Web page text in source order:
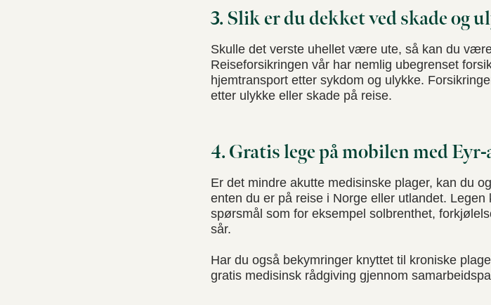
3. Slik er du dekket ved skade og
Skulle det verste uhellet være ute, så kan du
Reiseforsikringen vår har nemlig ubegrenset
hjemtransport etter sykdom og ulykke.
etter ulykke eller skade på reise.
4. Gratis lege på mobilen med
Er det mindre akutte medisinske plager, kan du
enten du er på reise i Norge eller utlandet.
spørsmål som for eksempel solbrenthet,
sår.
Har du også bekymringer knyttet til kroniske
gratis medisinsk rådgiving gjennom